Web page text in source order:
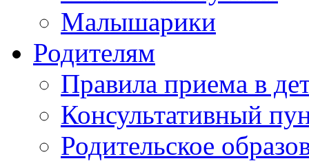
Малышарики
Родителям
Правила приема в
Консультативный
Родительское